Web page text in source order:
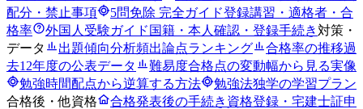
配分・禁止事項
5問免除 完全ガイド登録講習・適格者・合
格率
外国人受験ガイド 国籍・本人確認・登録手続き対策・
データ
出題傾向分析頻出論点ランキング 合格率の推移過
去12年度の公表データ
難易度合格点の変動幅から見る実像
勉強時間配点から逆算する方法 勉強法独学の学習プラン
合格後・他資格
合格発表後の手続き 資格登録・宅建士証申